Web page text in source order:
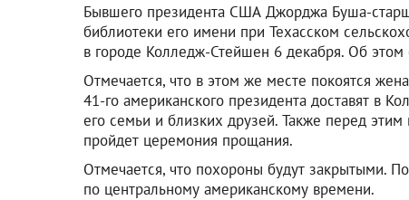
Бывшего президента США Джорджа Буша-
библиотеки его имени при Техасском
в городе Колледж-Стейшен 6 декабря. Об этом
Отмечается, что в этом же месте покоятся
41-го американского президента доставят в
его семьи и близких друзей. Также перед
пройдет церемония прощания.
Отмечается, что похороны будут закрытыми.
по центральному американскому времени.